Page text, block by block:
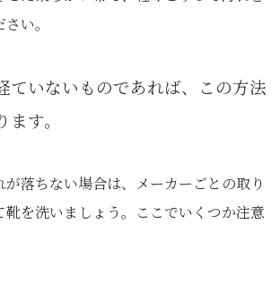
い。
ていないものであれば、この方法
す。
が落ちない場合は、メーカーごとの取り
を洗いましょう。ここでいくつか注意